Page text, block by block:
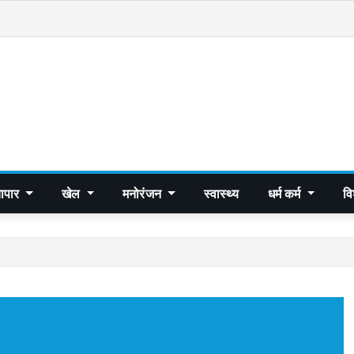
खेल मनोरंजन स्वास्थ्य धर्म कर्म